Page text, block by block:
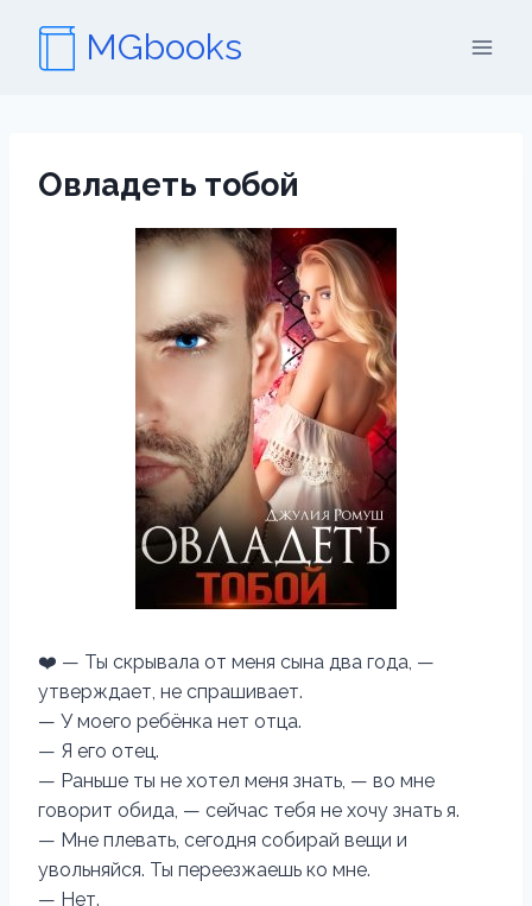
содержимому
MGbooks
Овладеть тобой
❤️ — Ты скрывала от меня сына два года, —
утверждает, не спрашивает.
— У моего ребёнка нет отца.
— Я его отец.
— Раньше ты не хотел меня знать, — во мне
говорит обида, — сейчас тебя не хочу знать я.
— Мне плевать, сегодня собирай вещи и
увольняйся. Ты переезжаешь ко мне.
— Нет.